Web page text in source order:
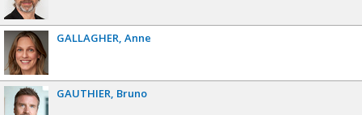
GALLAGHER Anne
GAUTHIER Bruno